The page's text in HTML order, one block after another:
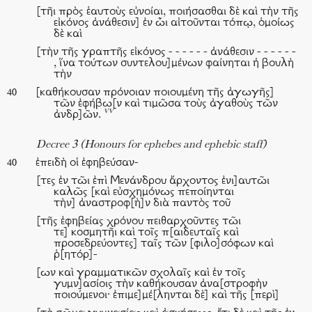
[τῆι πρὸς ἑαυτοὺς εὐνοίαι, ποιήσασθαι δὲ καὶ τὴν τῆς
εἰκόνος ἀνάθεσιν] ἐν ὧι αἰτοῦνται τόπῳ, ὁμοίως
δὲ καὶ
[τὴν τῆς γραπτῆς εἰκόνος - - - - - - ἀνάθεσιν - - - - - -
, ἵνα τούτων συντελου]μένων φαίνηται ἡ βουλὴ
τὴν
40
[καθήκουσαν πρόνοιαν ποιουμένη τῆς ἀγωγῆς]
τῶν ἐφήβω[ν καὶ τιμῶσα τοὺς ἀγαθοὺς τῶν
ἀνδρ]ῶν. vv
Decree 3 (Honours for ephebes and ephebic staff)
40
ἐπειδὴ οἱ ἐφηβεύσαν-
[τες ἐν τῶι ἐπὶ Μενάνδρου ἄρχοντος ἐνι]αυτῶι
καλῶς [καὶ εὐσχημόνως πεποίηνται
τὴν] ἀναστροφ[ὴ]ν διὰ παντὸς τοῦ
[τῆς ἐφηβείας χρόνου πειθαρχοῦντες τῶι
τε] κοσμητῆι καὶ τοῖς π[αιδευταῖς καὶ
προσεδρεύοντες] ταῖς τῶν [φιλο]σόφων καὶ
ῥ[ητόρ]-
[ων καὶ γραμματικῶν σχολαῖς καὶ ἐν τοῖς
γυμν]ασίοις τὴν καθήκουσαν ἀνα[στροφὴν
ποιούμενοι· ἐπιμε]μέ[ληνται δὲ] καὶ τῆς [περὶ]